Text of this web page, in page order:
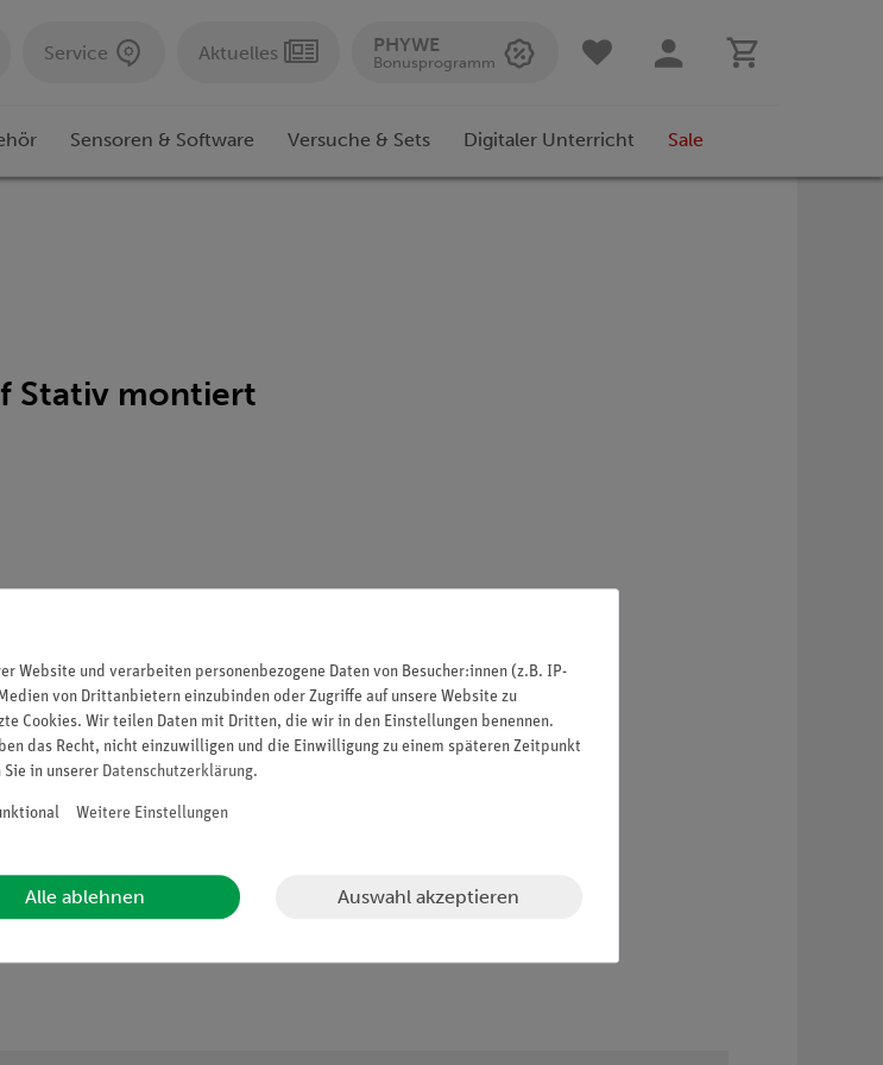
Service Aktuelles PHYWE
Bonusprogramm
Sensoren & Software Versuche & Sets Digitaler Unterricht Sale
Stativ montiert
Website und verarbeiten personenbezogene Daten von Besucher:innen (z.B. IP-
von Drittanbietern einzubinden oder Zugriffe auf unsere Website zu
Cookies. Wir teilen Daten mit Dritten, die wir in den Einstellungen benennen.
das Recht, nicht einzuwilligen und die Einwilligung zu einem späteren Zeitpunkt
in unserer Daten­schutz­erklärung.
Weitere Einstellungen
Alle ablehnen Auswahl akzeptieren